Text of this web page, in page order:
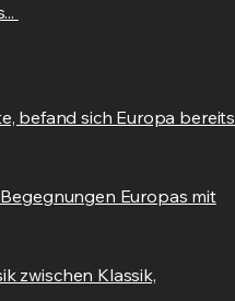
befand sich Europa bereits
Europas mit
zwischen Klassik,